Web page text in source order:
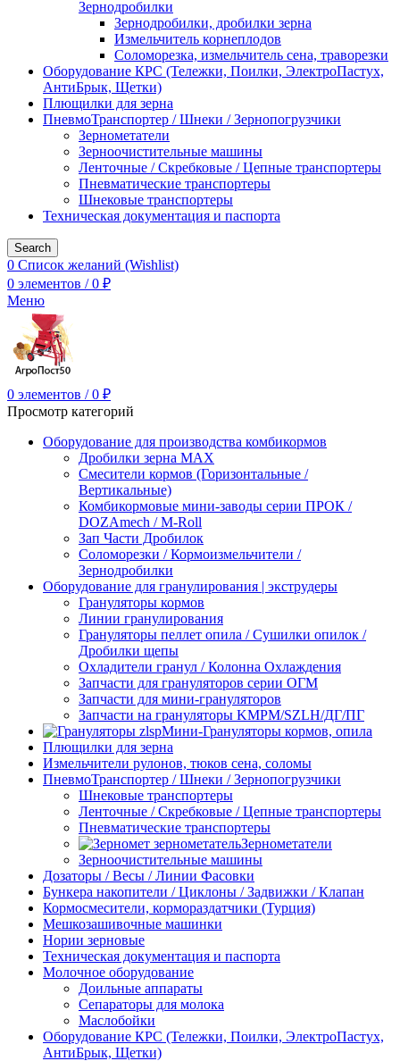
Зернодробилки
Зернодробилки, дробилки зерна
Измельчитель корнеплодов
Соломорезка, измельчитель сена, траворезки
Оборудование КРС (Тележки, Поилки, ЭлектроПастух,
АнтиБрык, Щетки)
Плющилки для зерна
ПневмоТранспортер / Шнеки / Зернопогрузчики
Зернометатели
Зерноочистительные машины
Ленточные / Скребковые / Цепные транспортеры
Пневматические транспортеры
Шнековые транспортеры
Техническая документация и паспорта
Search
0 Список желаний (Wishlist)
0 элементов / 0 ₽
Меню
0 элементов / 0 ₽
Просмотр категорий
Оборудование для производства комбикормов
Дробилки зерна МАХ
Смесители кормов (Горизонтальные /
Вертикальные)
Комбикормовые мини-заводы серии ПРОК /
DOZAmech / M-Roll
Зап Части Дробилок
Соломорезки / Кормоизмельчители /
Зернодробилки
Оборудование для гранулирования | экструдеры
Грануляторы кормов
Линии гранулирования
Грануляторы пеллет опила / Сушилки опилок /
Дробилки щепы
Охладители гранул / Колонна Охлаждения
Запчасти для грануляторов серии ОГМ
Запчасти для мини-грануляторов
Запчасти на грануляторы KMPM/SZLH/ДГ/ПГ
Мини-Грануляторы кормов, опила
Плющилки для зерна
Измельчители рулонов, тюков сена, соломы
ПневмоТранспортер / Шнеки / Зернопогрузчики
Шнековые транспортеры
Ленточные / Скребковые / Цепные транспортеры
Пневматические транспортеры
Зернометатели
Зерноочистительные машины
Дозаторы / Весы / Линии Фасовки
Бункера накопители / Циклоны / Задвижки / Клапан
Кормосмесители, кормораздатчики (Турция)
Мешкозашивочные машинки
Нории зерновые
Техническая документация и паспорта
Молочное оборудование
Доильные аппараты
Сепараторы для молока
Маслобойки
Оборудование КРС (Тележки, Поилки, ЭлектроПастух,
АнтиБрык, Щетки)